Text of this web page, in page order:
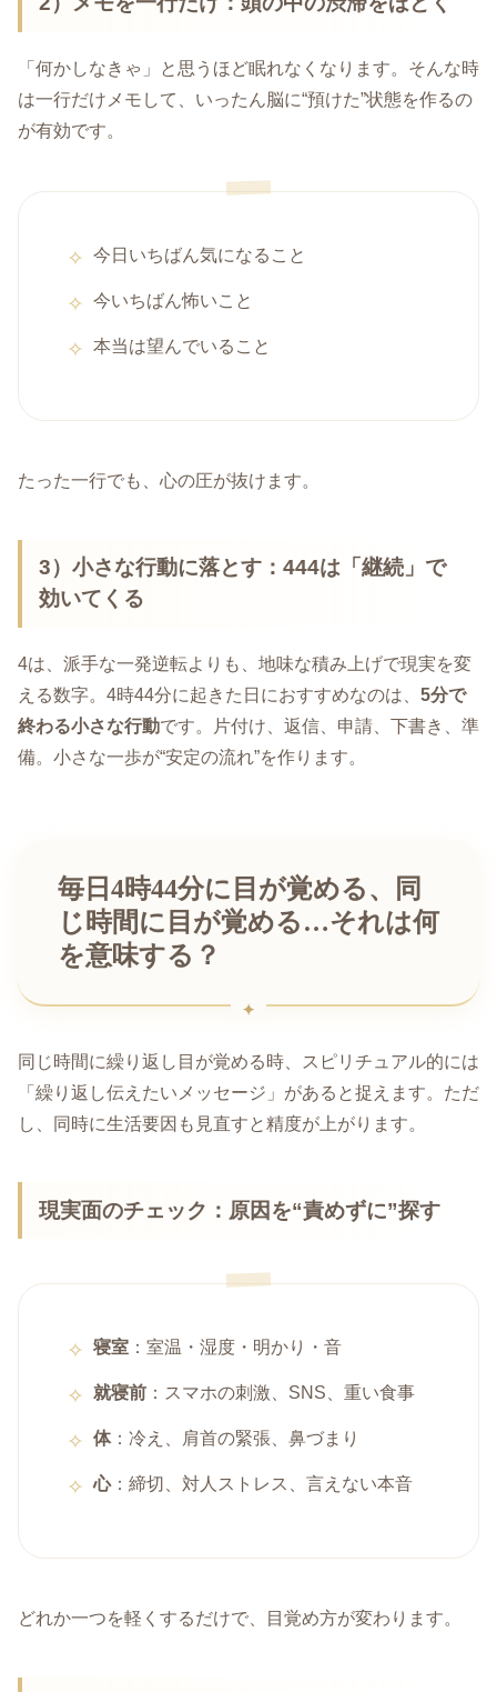
「何かしなきゃ」と思うほど眠れなくなります。そんな時
は一行だけメモして、いったん脳に“預けた”状態を作るの
が有効です。
今日いちばん気になること
今いちばん怖いこと
本当は望んでいること
たった一行でも、心の圧が抜けます。
3）小さな行動に落とす：444は「継続」で
効いてくる
4は、派手な一発逆転よりも、地味な積み上げで現実を変
える数字。4時44分に起きた日におすすめなのは、 5分で
終わる小さな行動です。片付け、返信、申請、下書き、準
備。小さな一歩が“安定の流れ”を作ります。
毎日4時44分に目が覚める、同
じ時間に目が覚める…それは何
を意味する？
同じ時間に繰り返し目が覚める時、スピリチュアル的には
「繰り返し伝えたいメッセージ」があると捉えます。ただ
し、同時に生活要因も見直すと精度が上がります。
現実面のチェック：原因を“責めずに”探す
寝室 ：室温・湿度・明かり・音
就寝前 ：スマホの刺激、SNS、重い食事
体：冷え、肩首の緊張、鼻づまり
心：締切、対人ストレス、言えない本音
どれか一つを軽くするだけで、目覚め方が変わります。